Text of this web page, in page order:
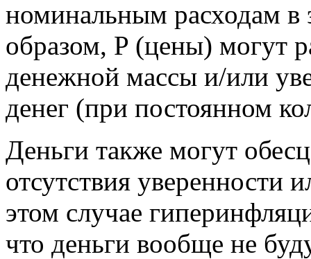
номинальным расходам в
образом, P (цены) могут
денежной массы и/или
денег (при постоянном
Деньги также могут
отсутствия уверенности
этом случае
что деньги вообще не